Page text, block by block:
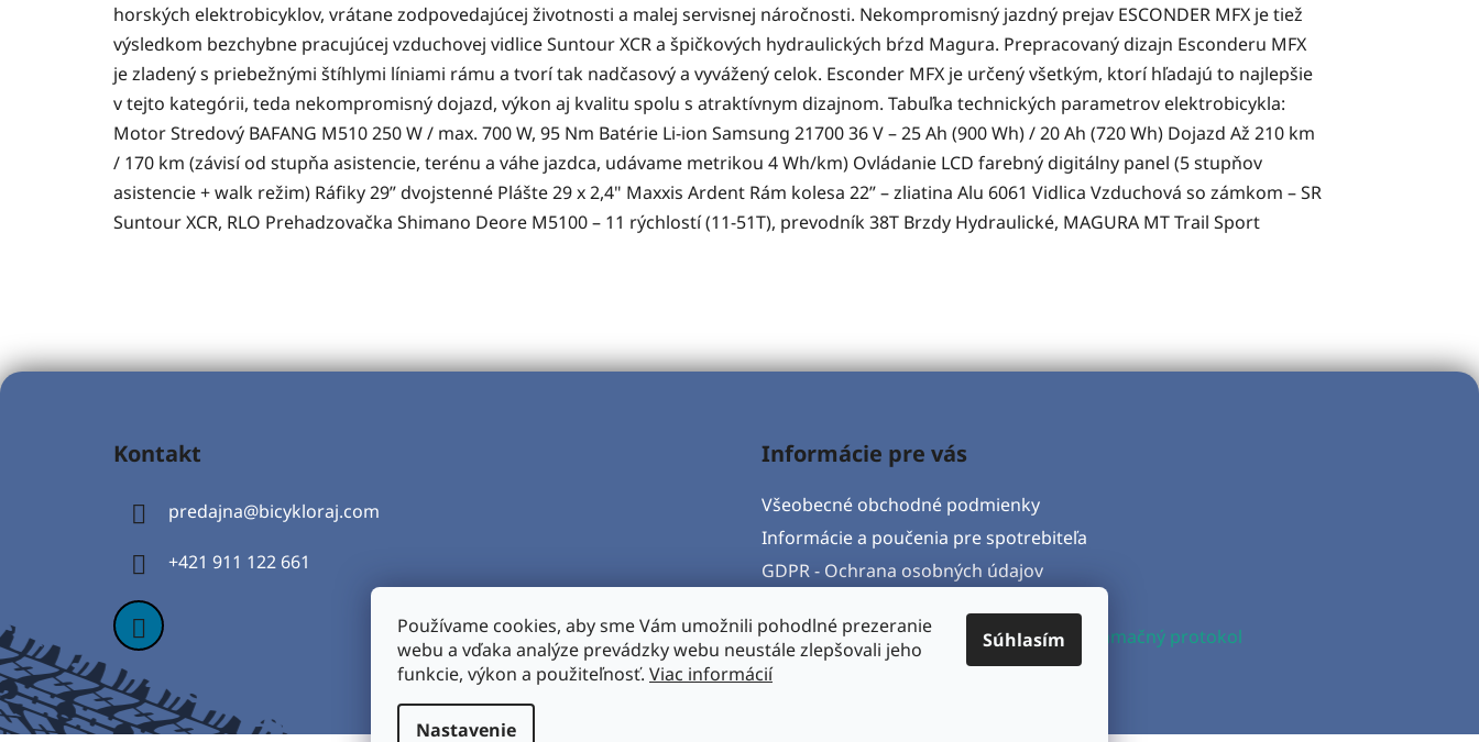
Používame cookies, aby sme Vám umožnili pohodlné prezeranie
webu a vďaka analýze prevádzky webu neustále zlepšovali jeho
funkcie, výkon a použiteľnosť. Viac informácií
Nastavenie
Súhlasím
horských elektrobicyklov, vrátane zodpovedajúcej životnosti a malej servisnej náročnosti. Nekompromisný jazdný prejav ESCONDER MFX je tiež
výsledkom bezchybne pracujúcej vzduchovej vidlice Suntour XCR a špičkových hydraulických bŕzd Magura. Prepracovaný dizajn Esconderu MFX
je zladený s priebežnými štíhlymi líniami rámu a tvorí tak nadčasový a vyvážený celok. Esconder MFX je určený všetkým, ktorí hľadajú to najlepšie
v tejto kategórii, teda nekompromisný dojazd, výkon aj kvalitu spolu s atraktívnym dizajnom. Tabuľka technických parametrov elektrobicykla:
Motor Stredový BAFANG M510 250 W / max. 700 W, 95 Nm Batérie Li-ion Samsung 21700 36 V – 25 Ah (900 Wh) / 20 Ah (720 Wh) Dojazd Až 210 km
/ 170 km (závisí od stupňa asistencie, terénu a váhe jazdca, udávame metrikou 4 Wh/km) Ovládanie LCD farebný digitálny panel (5 stupňov
asistencie + walk režim) Ráfiky 29” dvojstenné Plášte 29 x 2,4" Maxxis Ardent Rám kolesa 22” – zliatina Alu 6061 Vidlica Vzduchová so zámkom – SR
Suntour XCR, RLO Prehadzovačka Shimano Deore M5100 – 11 rýchlostí (11-51T), prevodník 38T Brzdy Hydraulické, MAGURA MT Trail Sport
Kontakt
predajna@bicykloraj.com
+421 911 122 661
Informácie pre vás
Všeobecné obchodné podmienky
Informácie a poučenia pre spotrebiteľa
GDPR - Ochrana osobných údajov
Postup pri vytknutí vady produktu a Reklamačný protokol
Napíšte nám